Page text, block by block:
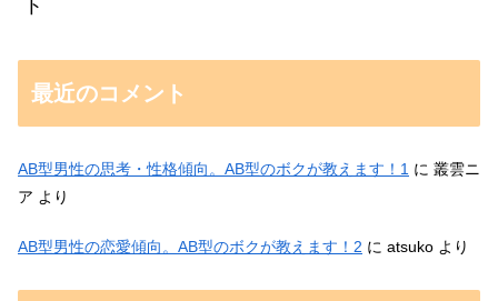
ト
最近のコメント
AB型男性の思考・性格傾向。AB型のボクが教えます！1 に 叢雲ニ
ア より
AB型男性の恋愛傾向。AB型のボクが教えます！2 に atsuko より